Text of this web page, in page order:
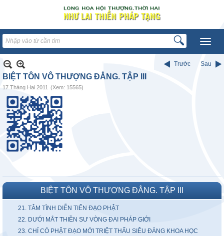
Trước Sau
BIỆT TÔN VÔ THƯỢNG ĐẲNG. TẬP III
17 Tháng Hai 2011 (Xem: 15565)
BIỆT TÔN VÔ THƯỢNG ĐẲNG. TẬP III
21. TÂM TÌNH DIỄN TIẾN ĐẠO PHẬT
22. DƯỚI MẮT THIỀN SƯ VÒNG ĐAI PHÁP GIỚI
23. CHỈ CÓ PHẬT ĐẠO MỚI TRIỆT THẤU SIÊU ĐẲNG KHOA HỌC